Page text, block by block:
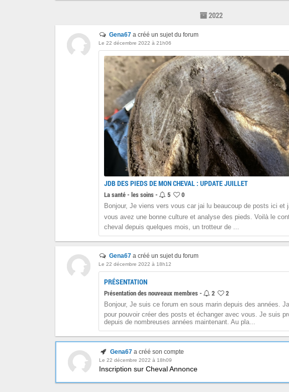
2022
Gena67 a créé un sujet du forum
Le 22 décembre 2022 à 21h06
JDB DES PIEDS DE MON CHEVAL : UPDATE JUILLET
La santé - les soins - 5 0
Bonjour, Je viens vers vous car jai lu beaucoup de posts ici et
vous avez une bonne culture et analyse des pieds. Voilà le
cheval depuis quelques mois, un trotteur de ...
Gena67 a créé un sujet du forum
Le 22 décembre 2022 à 18h12
PRÉSENTATION
Présentation des nouveaux membres - 2 2
Bonjour, Je suis ce forum en sous marin depuis des années.
pour pouvoir créer des posts et échanger avec vous. Je suis
depuis de nombreuses années maintenant. Au pla...
Gena67a créé son compte
Le 22 décembre 2022 à 18h09
Inscription sur Cheval Annonce